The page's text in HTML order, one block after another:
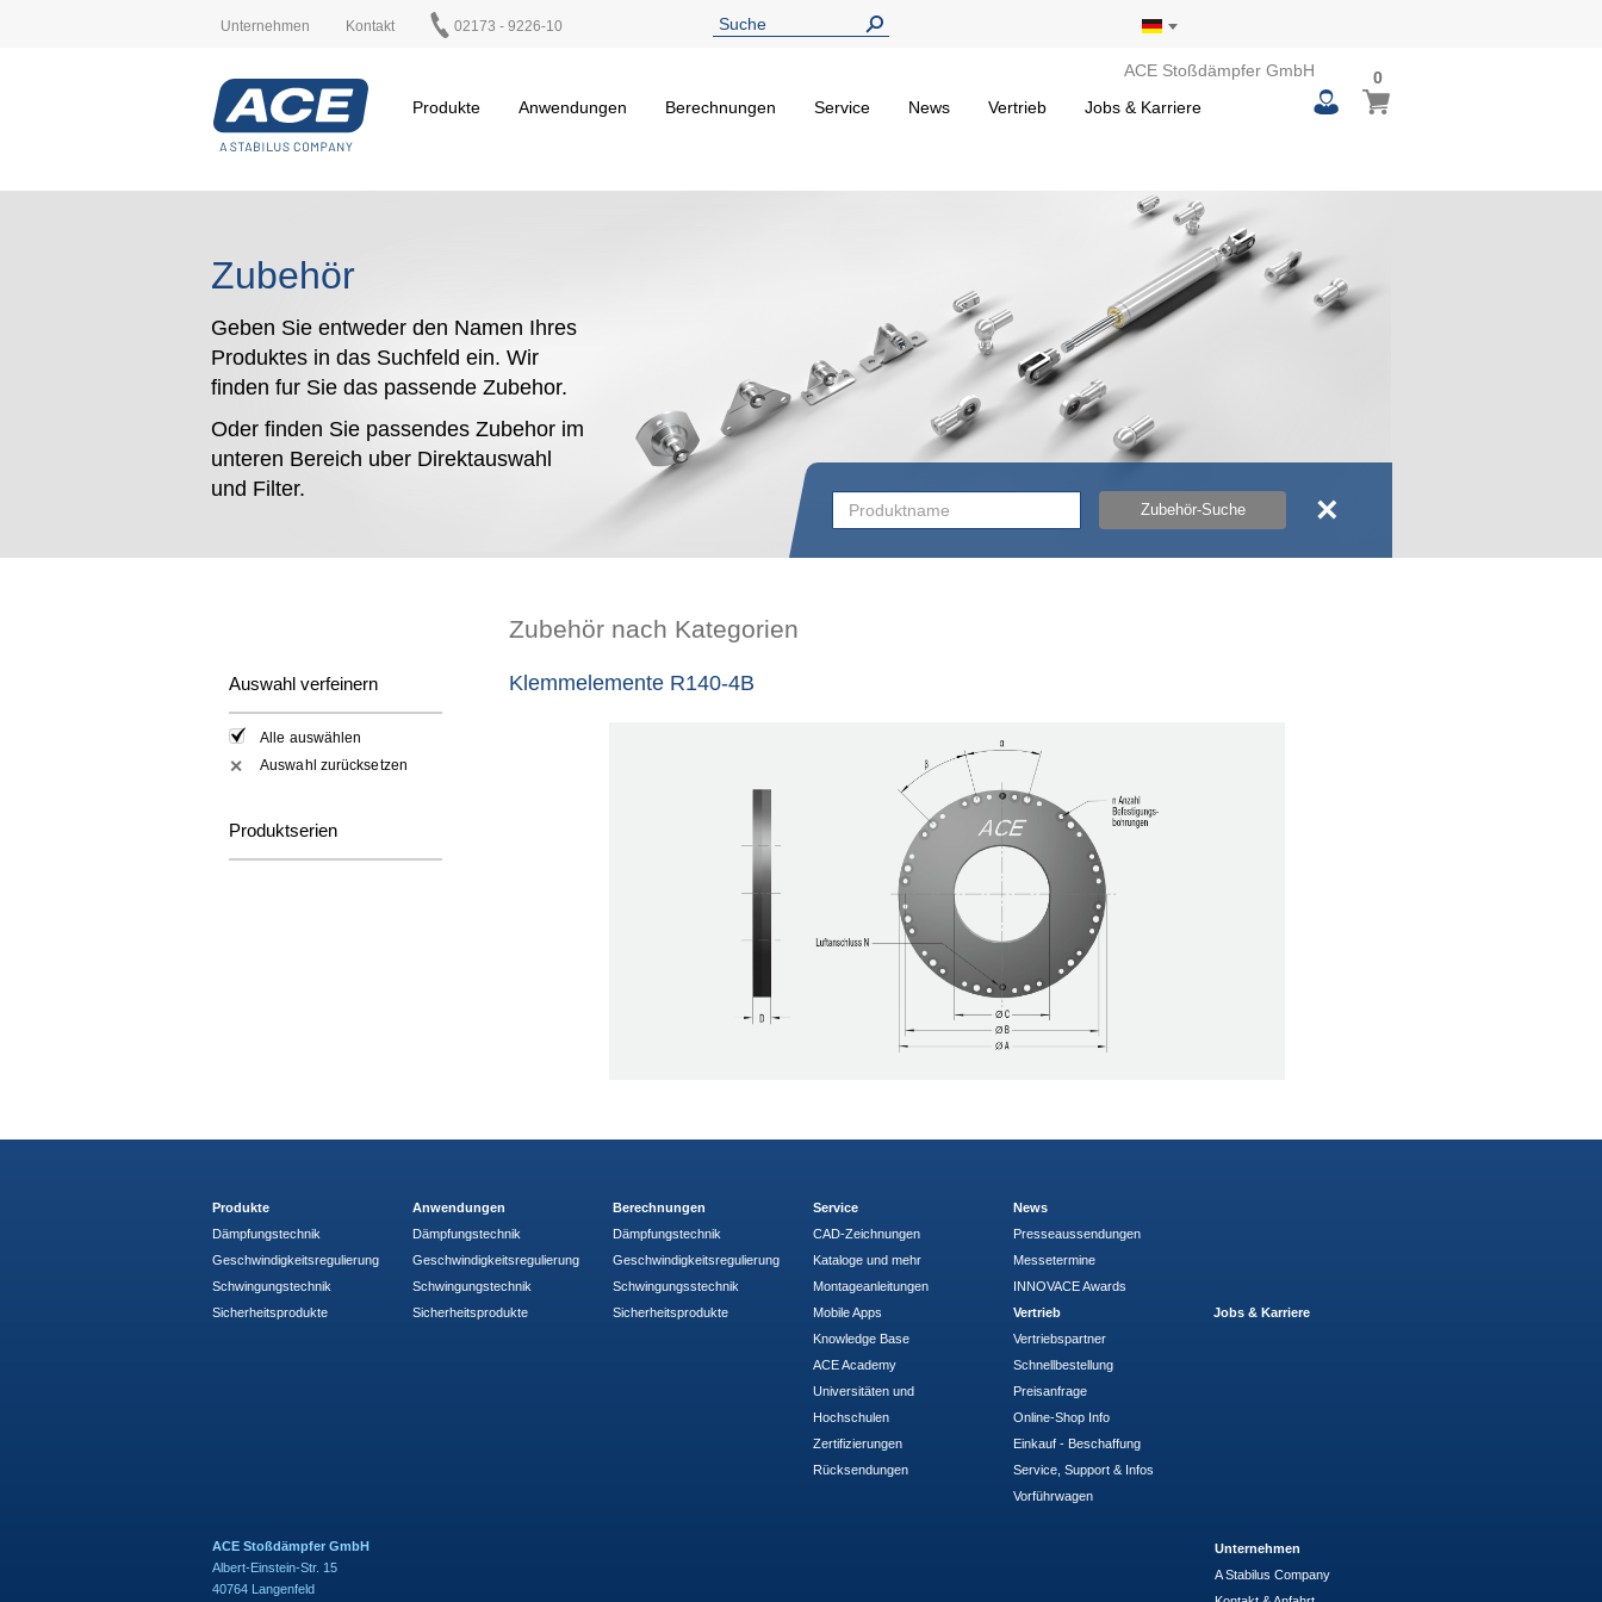
Unternehmen Kontakt 02173 - 9226-10
ACE Stoßdämpfer GmbH
Produkte
Anwendungen Berechnungen Service News Vertrieb Jobs & Karriere
Mein Warenkorb
00
items
Zubehör
Geben Sie entweder den Namen Ihres
Produktes in das Suchfeld ein. Wir
finden fur Sie das passende Zubehor.
Oder finden Sie passendes Zubehor im
unteren Bereich uber Direktauswahl
und Filter.
Zubehör-Suche ×
Auswahl verfeinern
Alle auswählen
✕ Auswahl zurücksetzen
Produktserien
Zubehör nach Kategorien
Klemmelemente R140-4B
Produkte
Dämpfungstechnik
Geschwindigkeitsregulierung
Schwingungstechnik
Sicherheitsprodukte
Anwendungen
Dämpfungstechnik
Geschwindigkeitsregulierung
Schwingungstechnik
Sicherheitsprodukte
Berechnungen
Dämpfungstechnik
Geschwindigkeitsregulierung
Schwingungsstechnik
Sicherheitsprodukte
Service
CAD-Zeichnungen
Kataloge und mehr
Montageanleitungen
Mobile Apps
Knowledge Base
ACE Academy
Universitäten und
Hochschulen
Zertifizierungen
Rücksendungen
News
Presseaussendungen
Messetermine
INNOVACE Awards
Vertrieb
Vertriebspartner
Schnellbestellung
Preisanfrage
Online-Shop Info
Einkauf - Beschaffung
Service, Support & Infos
Vorführwagen
Jobs & Karriere
ACE Stoßdämpfer GmbH
Albert-Einstein-Str. 15
40764 Langenfeld
Unternehmen
A Stabilus Company